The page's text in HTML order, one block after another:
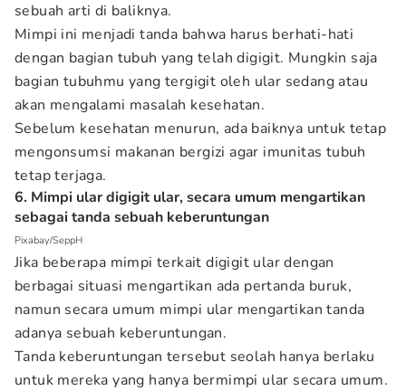
sebuah arti di baliknya.
Mimpi ini menjadi tanda bahwa harus berhati-hati
dengan bagian tubuh yang telah digigit. Mungkin saja
bagian tubuhmu yang tergigit oleh ular sedang atau
akan mengalami masalah kesehatan.
Sebelum kesehatan menurun, ada baiknya untuk tetap
mengonsumsi makanan bergizi agar imunitas tubuh
tetap terjaga.
6. Mimpi ular digigit ular, secara umum mengartikan
sebagai tanda sebuah keberuntungan
Pixabay/SeppH
Jika beberapa mimpi terkait digigit ular dengan
berbagai situasi mengartikan ada pertanda buruk,
namun secara umum mimpi ular mengartikan tanda
adanya sebuah keberuntungan.
Tanda keberuntungan tersebut seolah hanya berlaku
untuk mereka yang hanya bermimpi ular secara umum.